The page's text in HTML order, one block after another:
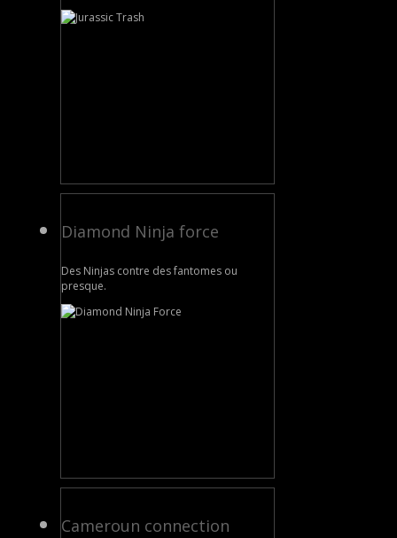
Diamond Ninja force
Des Ninjas contre des fantomes ou
presque.
Cameroun connection